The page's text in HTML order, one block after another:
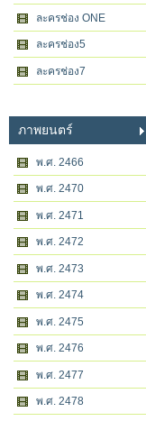
ละครช่อง ONE
ละครช่อง5
ละครช่อง7
ภาพยนตร์
พ.ศ. 2466
พ.ศ. 2470
พ.ศ. 2471
พ.ศ. 2472
พ.ศ. 2473
พ.ศ. 2474
พ.ศ. 2475
พ.ศ. 2476
พ.ศ. 2477
พ.ศ. 2478